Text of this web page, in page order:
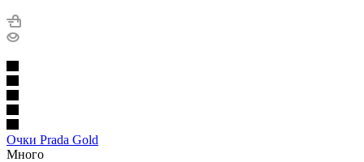
Очки Prada Gold
Много